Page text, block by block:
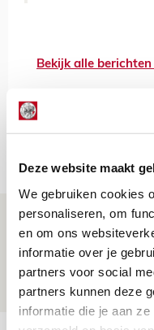
Deze website maakt
We gebruiken cookies
personaliseren, om
en om ons
informatie over je
partners voor social
partners kunnen deze
informatie die je aan
Bekijk alle
Brandt: ‘Ajax
mijn hoofd
07 AUGUSTUS 2026 - 20:02
NIEUWS